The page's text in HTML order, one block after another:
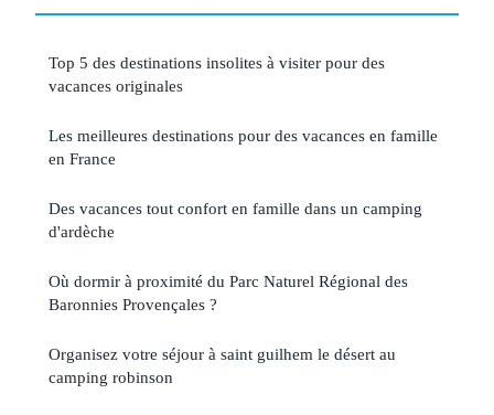
Top 5 des destinations insolites à visiter pour des
vacances originales
Les meilleures destinations pour des vacances en famille
en France
Des vacances tout confort en famille dans un camping
d'ardèche
Où dormir à proximité du Parc Naturel Régional des
Baronnies Provençales ?
Organisez votre séjour à saint guilhem le désert au
camping robinson